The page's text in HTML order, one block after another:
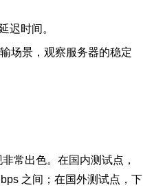
迟时间。
场景，观察服务器的稳定
常出色。在国内测试点，
之间；在国外测试点，下